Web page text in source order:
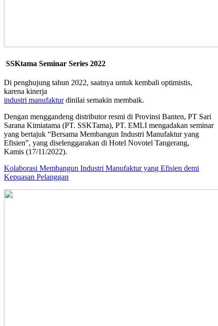
SSKtama Seminar Series 2022
Di penghujung tahun 2022, saatnya untuk kembali optimistis,
karena kinerja
industri manufakturdinilai semakin membaik.
Dengan menggandeng distributor resmi di Provinsi Banten, PT Sari
Sarana Kimiatama (PT. SSKTama), PT. EMLI mengadakan seminar
yang bertajuk “Bersama Membangun Industri Manufaktur yang
Efisien”, yang diselenggarakan di Hotel Novotel Tangerang,
Kamis (17/11/2022).
Kolaborasi Membangun Industri Manufaktur yang Efisien demi
Kepuasan Pelanggan